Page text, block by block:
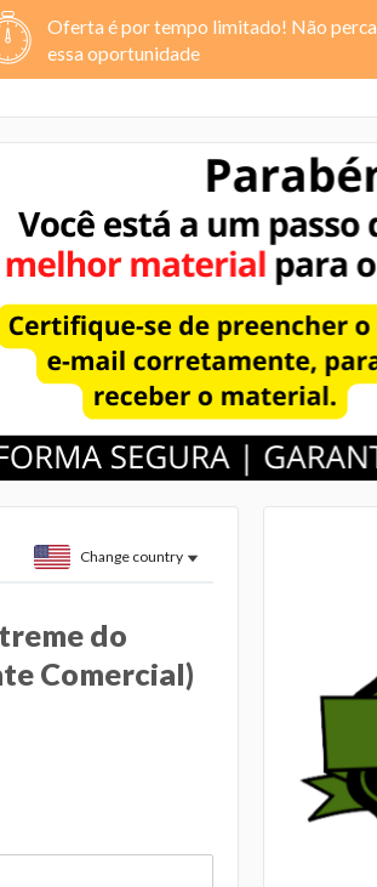
Oferta é por tempo limitado! Não perca
essa oportunidade
Change country
do
Comercial)